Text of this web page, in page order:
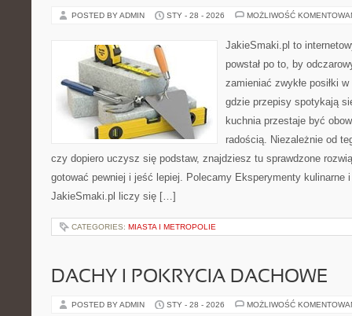
POSTED BY ADMIN STY - 28 - 2026 MOŻLIWOŚĆ
JakieSmaki.pl to
powstał po to, by
zamieniać zwykłe posiłki
gdzie przepisy spotykają
kuchnia przestaje być
radością. Niezależnie od
czy dopiero uczysz się podstaw, znajdziesz tu sprawdzone
gotować pewniej i jeść lepiej. Polecamy Eksperymenty kulinarne
JakieSmaki.pl liczy się […]
CATEGORIES: MIASTA I METROPOLIE
DACHY I POKRYCIA DACHOWE
POSTED BY ADMIN STY - 28 - 2026 MOŻLIWOŚĆ